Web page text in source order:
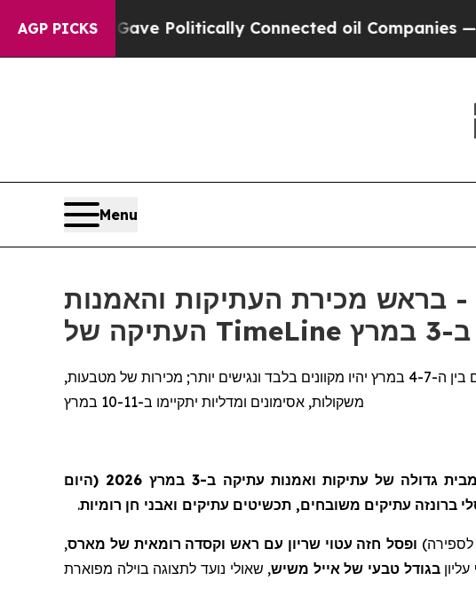
AGP PICKSGave Politically Connected oil Companies — not
Menu
- בראש מכירת העתיקות והאמנות
העתיקה של TimeLine ב-3 במרץ
היום הראשון (3 במרץ) יהיה יום מכירות הדגל עם האירועים החשובים ביותר וקטלוג מודפס ייעודי; האירועים בין ה-4-7 במרץ יהיו מקוונים בלבד ונגישים יותר; מכירות של מטבעות,
משקולות, אסימונים ומדליות יתקיימו ב-10-11 במרץ
גדולה של עתיקות ואמנות עתיקה ב-3 במרץ
היום
ברונזה עתיקים משובחים, תכשיטים עתיקים ואבני חן רומיות.
לספירה) ופסל חזה עטוי שריון עם ראש וקסדה רומאית של מארס,
עליון בגודל טבעי של אייל משיש, שאולי נועד לתצוגה בוילה מפוארת